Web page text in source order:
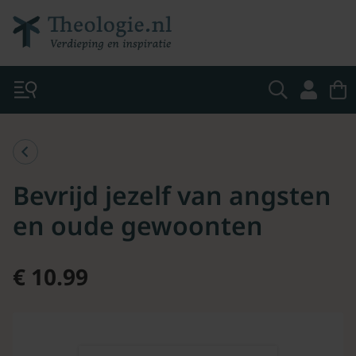
Bevrijd jezelf van angsten
en oude gewoonten
€ 10.99